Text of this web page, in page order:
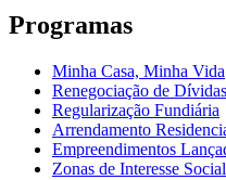
Programas
Minha Casa, Minha Vida
Renegociação de Dívidas
Regularização Fundiária
Arrendamento
Empreendimentos
Zonas de Interesse Social